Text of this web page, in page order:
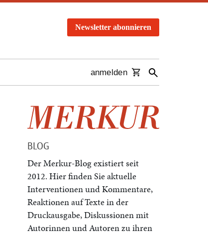
Newsletter abonnieren
anmelden
BLOG
Der Merkur-Blog existiert seit
2012. Hier finden Sie aktuelle
Interventionen und Kommentare,
Reaktionen auf Texte in der
Druckausgabe, Diskussionen mit
Autorinnen und Autoren zu ihren